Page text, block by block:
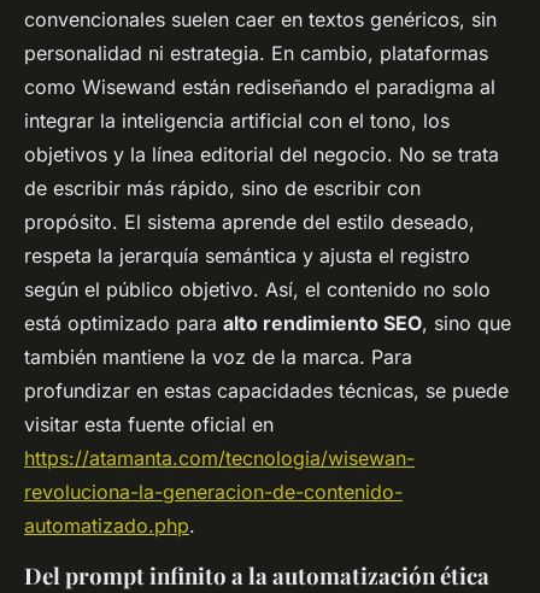
convencionales suelen caer en textos genéricos, sin
personalidad ni estrategia. En cambio, plataformas
como Wisewand están rediseñando el paradigma al
integrar la inteligencia artificial con el tono, los
objetivos y la línea editorial del negocio. No se trata
de escribir más rápido, sino de escribir con
propósito. El sistema aprende del estilo deseado,
respeta la jerarquía semántica y ajusta el registro
según el público objetivo. Así, el contenido no solo
está optimizado para alto rendimiento SEO, sino que
también mantiene la voz de la marca. Para
profundizar en estas capacidades técnicas, se puede
visitar esta fuente oficial en
https://atamanta.com/tecnologia/wisewan-
revoluciona-la-generacion-de-contenido-
automatizado.php.
Del prompt infinito a la automatización ética